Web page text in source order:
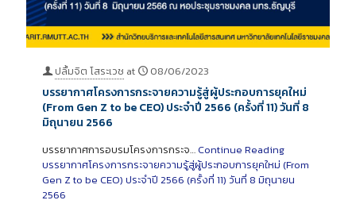
ปลื้มจิต โสระเวช at 08/06/2023
บรรยากาศโครงการกระจายความรู้สู่ผู้ประกอบการยุคใหม่
(From Gen Z to be CEO) ประจำปี 2566 (ครั้งที่ 11) วันที่ 8
มิถุนายน 2566
บรรยากาศการอบรมโครงการกระจ… Continue Reading
บรรยากาศโครงการกระจายความรู้สู่ผู้ประกอบการยุคใหม่ (From
Gen Z to be CEO) ประจำปี 2566 (ครั้งที่ 11) วันที่ 8 มิถุนายน
2566